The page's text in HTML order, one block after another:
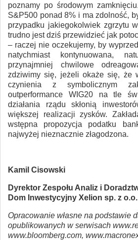
poznamy po środowym
S&P500 ponad 8% i ma zdolność,
przypadku jakiegokolwiek zgrzytu
trudno jest dziś przewidzieć jak
– raczej nie oczekujemy, by
natychmiast kontynuowana,
przynajmniej chwilowe
zdziwimy się, jeżeli okaże się, że
czynienia z symbolicznym
outperformance WIG20 na tle
działania rządu skłonią
większej realizacji zysków.
wstępna propozycja podatku
najwyżej nieznacznie złagodzona.
Kamil Cisowski
Dyrektor Zespołu Analiz i
Dom Inwestycyjny Xelion sp. z o.o.
Opracowanie własne na podstawie
opublikowanych w serwisach
www.bloomberg.com,